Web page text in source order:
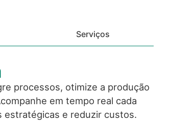
Serviços
processos, otimize a produção
em tempo real cada
estratégicas e reduzir custos.